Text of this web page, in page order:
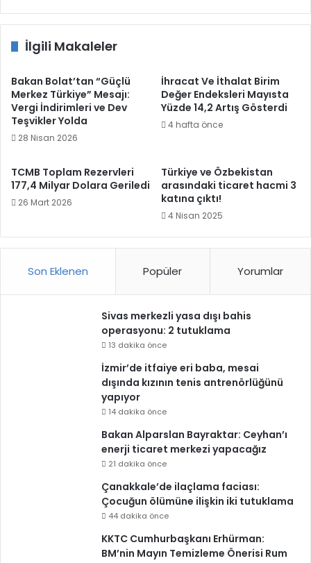
İlgili Makaleler
Bakan Bolat’tan “Güçlü
Merkez Türkiye” Mesajı:
Vergi İndirimleri ve Dev
Teşvikler Yolda
28 Nisan 2026
İhracat Ve İthalat Birim
Değer Endeksleri Mayısta
Yüzde 14,2 Artış Gösterdi
4 hafta önce
TCMB Toplam Rezervleri
177,4 Milyar Dolara Geriledi
26 Mart 2026
Türkiye ve Özbekistan
arasındaki ticaret hacmi 3
katına çıktı!
4 Nisan 2025
Son Eklenen Popüler Yorumlar
Sivas merkezli yasa dışı bahis
operasyonu: 2 tutuklama
13 dakika önce
İzmir’de itfaiye eri baba, mesai
dışında kızının tenis antrenörlüğünü
yapıyor
14 dakika önce
Bakan Alparslan Bayraktar: Ceyhan’ı
enerji ticaret merkezi yapacağız
21 dakika önce
Çanakkale’de ilaçlama faciası:
Çocuğun ölümüne ilişkin iki tutuklama
44 dakika önce
KKTC Cumhurbaşkanı Erhürman:
BM’nin Mayın Temizleme Önerisi Rum